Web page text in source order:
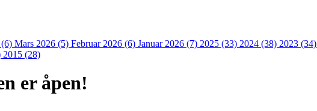
Mars 2026 (5) Februar 2026 (6) Januar 2026 (7) 2025 (33) 2024 (38) 2023 (34)
2015 (28)
er åpen!